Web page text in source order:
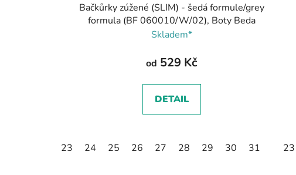
Bačkůrky zúžené (SLIM) - šedá formule/grey
formula (BF 060010/W/02), Boty Beda
Skladem*
od 529 Kč
DETAIL
23 24 25 26 27 28 29 30 31 23